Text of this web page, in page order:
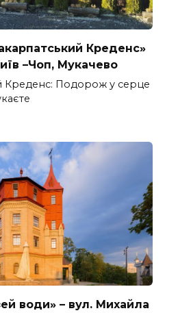
Креденс»
–Чоп, Мукачево
Креденс: Подорож у серце
води» – вул. Михайла